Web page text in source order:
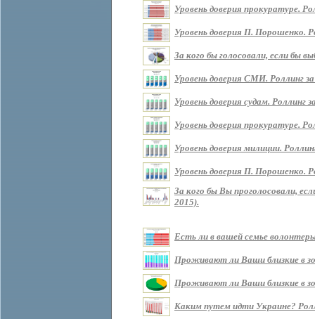
Уровень доверия прокуратуре.
Уровень доверия П. Порошенко.
За кого бы голосовали, если бы
Уровень доверия СМИ. Роллинг
Уровень доверия судам. Роллинг
Уровень доверия прокуратуре.
Уровень доверия милиции.
Уровень доверия П. Порошенко.
За кого бы Вы проголосовали,
2015).
Есть ли в вашей семье
Проживают ли Ваши близкие в
Проживают ли Ваши близкие в
Каким путем идти Украине?